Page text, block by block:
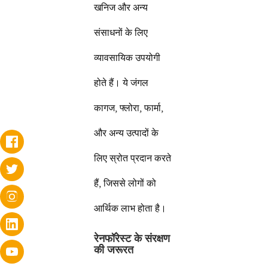
खनिज और अन्य
संसाधनों के लिए
व्यावसायिक उपयोगी
होते हैं। ये जंगल
कागज, फ्लोरा, फार्मा,
और अन्य उत्पादों के
लिए स्रोत प्रदान करते
हैं, जिससे लोगों को
आर्थिक लाभ होता है।
रेनफॉरेस्ट के संरक्षण
की जरूरत